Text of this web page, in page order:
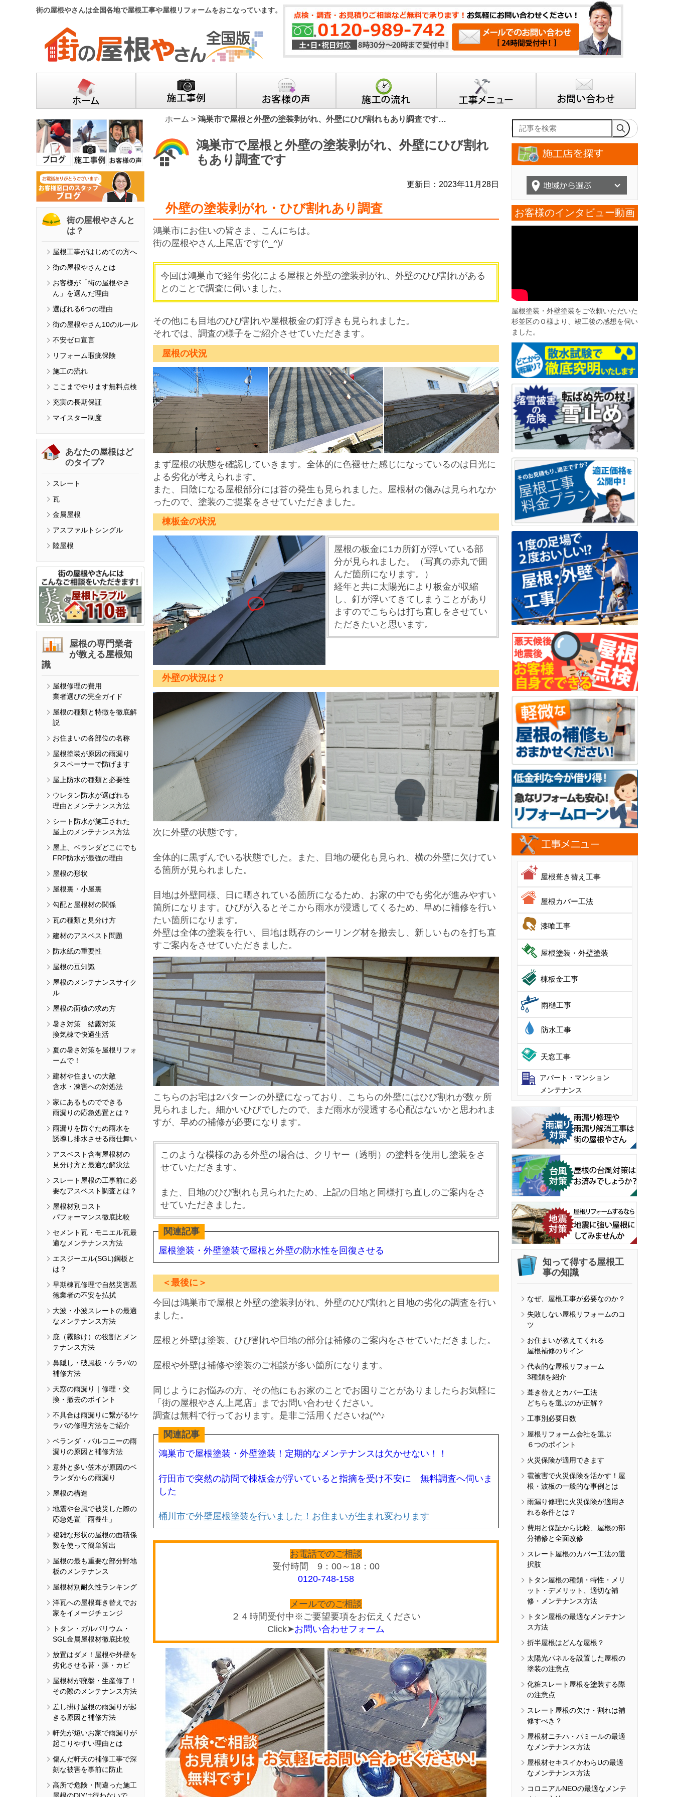
街の屋根やさんは全国各地で屋根工事や屋根リフォームをおこなっています。
街の屋根やさんと
は？
屋根工事がはじめての方へ
街の屋根やさんとは
お客様が「街の屋根やさ
ん」を選んだ理由
選ばれる6つの理由
街の屋根やさん10のルール
不安ゼロ宣言
リフォーム瑕疵保険
施工の流れ
ここまでやります無料点検
充実の長期保証
マイスター制度
あなたの屋根はど
のタイプ?
スレート
瓦
金属屋根
アスファルトシングル
陸屋根
屋根の専門業者
が教える屋根知
識
屋根修理の費用
業者選びの完全ガイド
屋根の種類と特徴を徹底解
説
お住まいの各部位の名称
屋根塗装が原因の雨漏り
タスペーサーで防げます
屋上防水の種類と必要性
ウレタン防水が選ばれる
理由とメンテナンス方法
シート防水が施工された
屋上のメンテナンス方法
屋上、ベランダどこにでも
FRP防水が最強の理由
屋根の形状
屋根裏・小屋裏
勾配と屋根材の関係
瓦の種類と見分け方
建材のアスベスト問題
防水紙の重要性
屋根の豆知識
屋根のメンテナンスサイク
ル
屋根の面積の求め方
暑さ対策 結露対策
換気棟で快適生活
夏の暑さ対策を屋根リフォ
ームで！
建材や住まいの大敵
含水・凍害への対処法
家にあるものでできる
雨漏りの応急処置とは？
雨漏りを防ぐため雨水を
誘導し排水させる雨仕舞い
アスベスト含有屋根材の
見分け方と最適な解決法
スレート屋根の工事前に必
要なアスベスト調査とは？
屋根材別コスト
パフォーマンス徹底比較
セメント瓦・モニエル瓦最
適なメンテナンス方法
エスジーエル(SGL)鋼板と
は？
早期棟瓦修理で自然災害悪
徳業者の不安を払拭
大波・小波スレートの最適
なメンテナンス方法
庇（霧除け）の役割とメン
テナンス方法
鼻隠し・破風板・ケラバの
補修方法
天窓の雨漏り｜修理・交
換・撤去のポイント
不具合は雨漏りに繋がる!ケ
ラバの修理方法をご紹介
ベランダ・バルコニーの雨
漏りの原因と補修方法
意外と多い笠木が原因のベ
ランダからの雨漏り
屋根の構造
地震や台風で被災した際の
応急処置「雨養生」
複雑な形状の屋根の面積係
数を使って簡単算出
屋根の最も重要な部分野地
板のメンテナンス
屋根材別耐久性ランキング
洋瓦への屋根葺き替えでお
家をイメージチェンジ
トタン・ガルバリウム・
SGL金属屋根材徹底比較
放置はダメ！屋根や外壁を
劣化させる苔・藻・カビ
屋根材が廃盤・生産修了！
その際のメンテナンス方法
差し掛け屋根の雨漏りが起
きる原因と補修方法
軒先が短いお家で雨漏りが
起こりやすい理由とは
傷んだ軒天の補修工事で深
刻な被害を事前に防止
高所で危険・間違った施工
屋根のDIYは行わないで
ホーム > 鴻巣市で屋根と外壁の塗装剥がれ、外壁にひび割れもあり調査です…
鴻巣市で屋根と外壁の塗装剥がれ、外壁にひび割れ
もあり調査です
更新日：2023年11月28日
外壁の塗装剥がれ・ひび割れあり調査
鴻巣市にお住いの皆さま、こんにちは。
街の屋根やさん上尾店です(^_^)/
今回は鴻巣市で経年劣化による屋根と外壁の塗装剥がれ、外壁のひび割れがある
とのことで調査に伺いました。
その他にも目地のひび割れや屋根板金の釘浮きも見られました。
それでは、調査の様子をご紹介させていただきます。
屋根の状況
まず屋根の状態を確認していきます。全体的に色褪せた感じになっているのは日光に
よる劣化が考えられます。
また、日陰になる屋根部分には苔の発生も見られました。屋根材の傷みは見られなか
ったので、塗装のご提案をさせていただきました。
棟板金の状況
屋根の板金に1カ所釘が浮いている部
分が見られました。（写真の赤丸で囲
んだ箇所になります。）
経年と共に太陽光によ り板金が収縮
し、釘が浮いてきてしまうことがあり
ますのでこちらは打ち直しをさせてい
ただきたいと思います。
外壁の状況は？
次に外壁の状態です。
全体的に黒ずんでいる状態でした。また、 目地の硬化も見られ、横の外壁に欠けてい
る箇所が見られました。
目地は外壁同様、日に晒されている箇所になるため、お家の中でも劣化が進みやすい
箇所になります。 ひびが入るとそこから雨水が浸透してくるため、早めに補修を行い
たい箇所になります。
外壁は全体の塗装を行い、 目地は既存のシーリング材を撤去し、新しいものを打ち直
すご案内をさせていただきました。
こちらのお宅は2パターンの外壁になっており、こちらの外壁にはひび割れが数ヶ所
見られました。細かいひびでしたので、まだ雨水が浸透する心配はないかと思われま
すが、早めの補修が必要になります。
このような模様のある外壁の場合は、クリヤー（透明）の塗料を使用し塗装をさ
せていただきます。
また、目地のひび割れも見られたため、上記の目地と同様打ち直しのご案内をさ
せていただきました 。
関連記事
屋根塗装・外壁塗装で屋根と外壁の防水性を回復させる
＜最後に＞
今回は鴻巣市で屋根と外壁の塗装剥がれ、外壁のひび割れと目地の劣化の調査を行い
ました。
屋根と外壁は塗装、ひび割れや目地の部分は補修のご案内をさせていただきました。
屋根や外壁は補修や塗装のご相談が多い箇所になります。
同じようにお悩みの方、その他にもお家のことでお困りごとがありましたらお気軽に
「街の屋根やさん上尾店」までお問い合わせください。
調査は無料で行っております。是非ご活用くださいね(^^♪
関連記事
鴻巣市で屋根塗装・外壁塗装！定期的なメンテナンスは欠かせない！！
行田市で突然の訪問で棟板金が浮いていると指摘を受け不安に 無料調査へ伺いま
した
桶川市で外壁屋根塗装を行いました！お住まいが生まれ変わります
お電話でのご相談
受付時間 9：00～18：00
0120-748-158
メールでのご相談
２４時間受付中※ご要望要項をお伝えください
Click➤お問い合わせフォーム
記事を検索
お客様のインタビュー動画
屋根塗装・外壁塗装をご依頼いただいた
杉並区のＯ様より、竣工後の感想を伺い
ました。
屋根葺き替え工事
屋根カバー工法
漆喰工事
屋根塗装・外壁塗装
棟板金工事
雨樋工事
防水工事
天窓工事
アパート・マンション
メンテナンス
知って得する屋根工
事の知識
なぜ、屋根工事が必要なのか？
失敗しない屋根リフォームのコ
ツ
お住まいが教えてくれる
屋根補修のサイン
代表的な屋根リフォーム
3種類を紹介
葺き替えとカバー工法
どちらを選ぶのが正解？
工事別必要日数
屋根リフォーム会社を選ぶ
６つのポイント
火災保険が適用できます
雹被害で火災保険を活かす！屋
根・波板の一般的な事例とは
雨漏り修理に火災保険が適用さ
れる条件とは？
費用と保証から比較、屋根の部
分補修と全面改修
スレート屋根のカバー工法の選
択肢
トタン屋根の種類・特性・メリ
ット・デメリット、適切な補
修・メンテナンス方法
トタン屋根の最適なメンテナン
ス方法
折半屋根はどんな屋根？
太陽光パネルを設置した屋根の
塗装の注意点
化粧スレート屋根を塗装する際
の注意点
スレート屋根の欠け・割れは補
修すべき？
屋根材ニチハ・パミールの最適
なメンテナンス方法
屋根材セキスイかわらUの最適
なメンテナンス方法
コロニアルNEOの最適なメンテ